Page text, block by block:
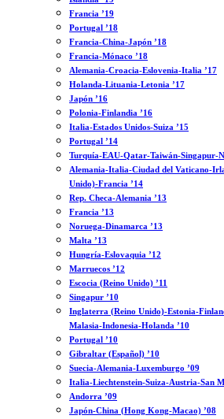
Francia ’19
Portugal ’18
Francia-China-Japón ’18
Francia-Mónaco ’18
Alemania-Croacia-Eslovenia-Italia ’17
Holanda-Lituania-Letonia ’17
Japón ’16
Polonia-Finlandia ’16
Italia-Estados Unidos-Suiza ’15
Portugal ’14
Turquía-EAU-Qatar-Taiwán-Singapur-
Alemania-Italia-Ciudad del Vaticano-
Unido)-Francia ’14
Rep. Checa-Alemania ’13
Francia ’13
Noruega-Dinamarca ’13
Malta ’13
Hungría-Eslovaquia ’12
Marruecos ’12
Escocia (Reino Unido) ’11
Singapur ’10
Inglaterra (Reino Unido)-Estonia-
Malasia-Indonesia-Holanda ’10
Portugal ’10
Gibraltar (Español) ’10
Suecia-Alemania-Luxemburgo ’09
Italia-Liechtenstein-Suiza-Austria-San
Andorra ’09
Japón-China (Hong Kong-Macao) ’08